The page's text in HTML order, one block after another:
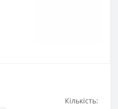
Кількість: